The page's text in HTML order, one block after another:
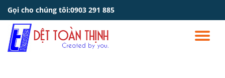
content
Gọi cho chúng tôi:0903 291 885